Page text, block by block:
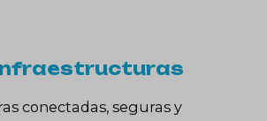
conectadas, seguras y